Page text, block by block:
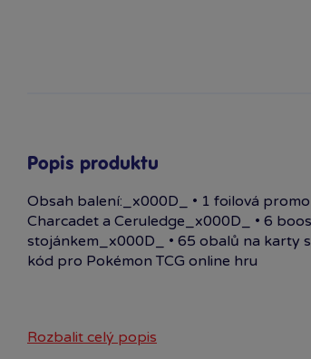
Popis produktu
Obsah balení:_x000D_ • 1 foilová
Charcadet a Ceruledge_x000D_ • 6
stojánkem_x000D_ • 65 obalů na karty
kód pro Pokémon TCG online hru
Rozbalit celý popis